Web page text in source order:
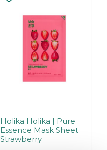
Holika Holika | Pure
Essence Mask Sheet
Strawberry